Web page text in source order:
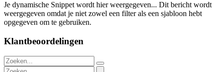
Je dynamische Snippet wordt hier weergegeven... Dit bericht wordt
weergegeven omdat je niet zowel een filter als een sjabloon hebt
opgegeven om te gebruiken.
Klantbeoordelingen